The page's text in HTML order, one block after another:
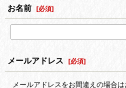
お名前 [必須]
メールアドレス [必須]
メールアドレスをお間違えの場合